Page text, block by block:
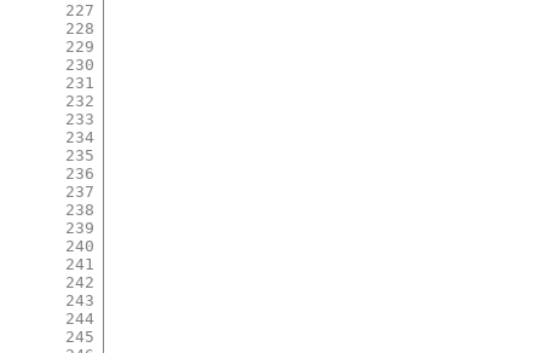
227
228
229
230
231
232
233
234
235
236
237
238
239
240
241
242
243
244
245